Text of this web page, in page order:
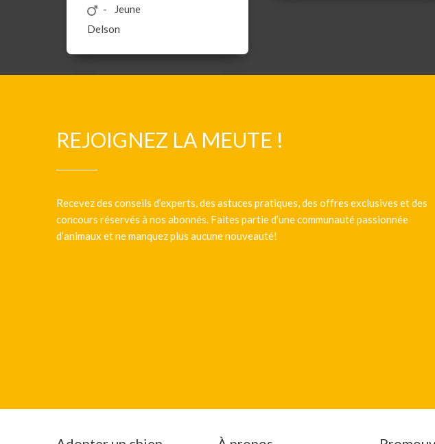
Jeune
Delson
REJOIGNEZ LA MEUTE !
Recevez des conseils d’experts, des astuces pratiques, des offres exclusives et des
concours réservés à nos abonnés. Faites partie d’une communauté passionnée
d’animaux et ne manquez plus aucune nouveauté!